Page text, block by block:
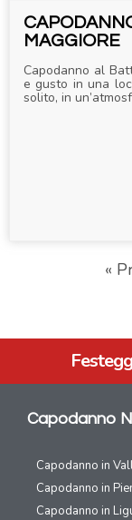
MAGGIORE
Capodanno al
e gusto in una
solito, in
«
Capodanno
Capodanno in
Capodanno in
Capodanno in